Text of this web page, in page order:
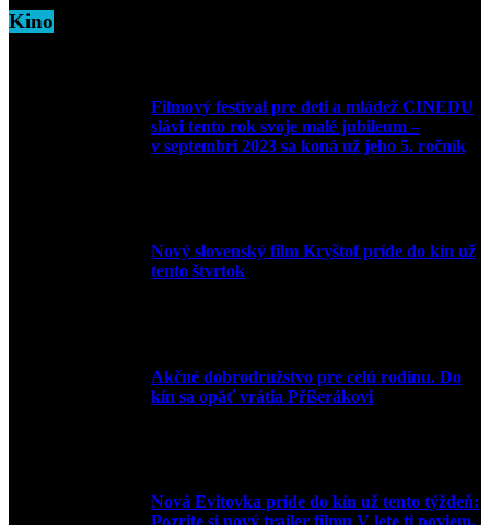
Kino
Filmový festival pre deti a mládež CINEDU
slávi tento rok svoje malé jubileum –
v septembri 2023 sa koná už jeho 5. ročník
Nový slovenský film Kryštof príde do kín už
tento štvrtok
Akčné dobrodružstvo pre celú rodinu. Do
kín sa opäť vrátia Příšerákovi
Nová Evitovka príde do kín už tento týždeň: